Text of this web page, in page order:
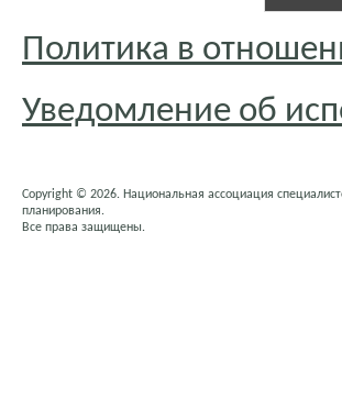
Политика в
Уведомление об
Copyright © 2026. Национальная ассоциация
планирования.
Все права защищены.